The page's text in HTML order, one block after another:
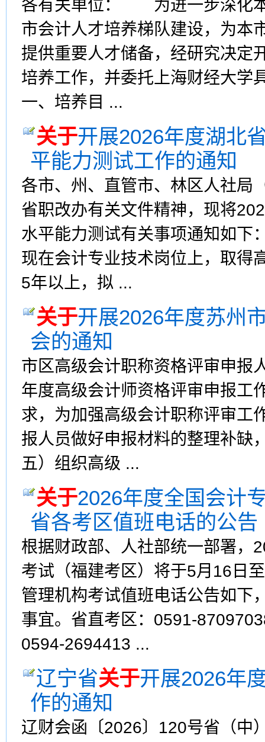
各有关单位： 为进一步深化本
市会计人才培养梯队建设，为本
提供重要人才储备，经研究决定
培养工作，并委托上海财经大
一、培养目 ...
关于开展2026年度湖北
平能力测试工作的通知
各市、州、直管市、林区人社局
省职改办有关文件精神，现将
水平能力测试有关事项通知如下
现在会计专业技术岗位上，取得
5年以上，拟 ...
关于开展2026年度苏州
会的通知
市区高级会计职称资格评审申报
年度高级会计师资格评审申报工
求，为加强高级会计职称评审工
报人员做好申报材料的整理补缺
五）组织高级 ...
关于2026年度全国会计
省各考区值班电话的公告
根据财政部、人社部统一部署，
考试（福建考区）将于5月16日
管理机构考试值班电话公告如下
事宜。省直考区：0591-
0594-2694413 ...
辽宁省关于开展2026年
作的通知
辽财会函〔2026〕120号省（中